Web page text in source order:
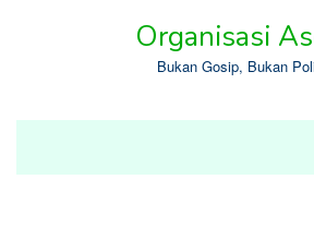
Organisasi
Bukan Gosip, Bukan